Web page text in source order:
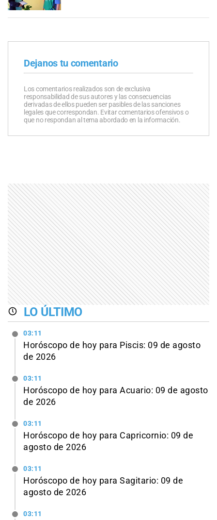
Dejanos tu comentario
Los comentarios realizados son de exclusiva
responsabilidad de sus autores y las consecuencias
derivadas de ellos pueden ser pasibles de las sanciones
legales que correspondan. Evitar comentarios ofensivos o
que no respondan al tema abordado en la información.
LO ÚLTIMO
03:11
Horóscopo de hoy para Piscis: 09 de agosto
de 2026
03:11
Horóscopo de hoy para Acuario: 09 de agosto
de 2026
03:11
Horóscopo de hoy para Capricornio: 09 de
agosto de 2026
03:11
Horóscopo de hoy para Sagitario: 09 de
agosto de 2026
03:11